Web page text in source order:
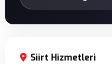
Siirt Hizmetleri